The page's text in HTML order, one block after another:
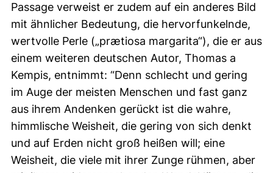
Passage verweist er zudem auf ein anderes Bild
mit ähnlicher Bedeutung, die hervorfunkelnde,
wertvolle Perle („prætiosa margarita“), die er aus
einem weiteren deutschen Autor, Thomas a
Kempis, entnimmt: “Denn schlecht und gering
im Auge der meisten Menschen und fast ganz
aus ihrem Andenken gerückt ist die wahre,
himmlische Weisheit, die gering von sich denkt
und auf Erden nicht groß heißen will; eine
Weisheit, die viele mit ihrer Zunge rühmen, aber